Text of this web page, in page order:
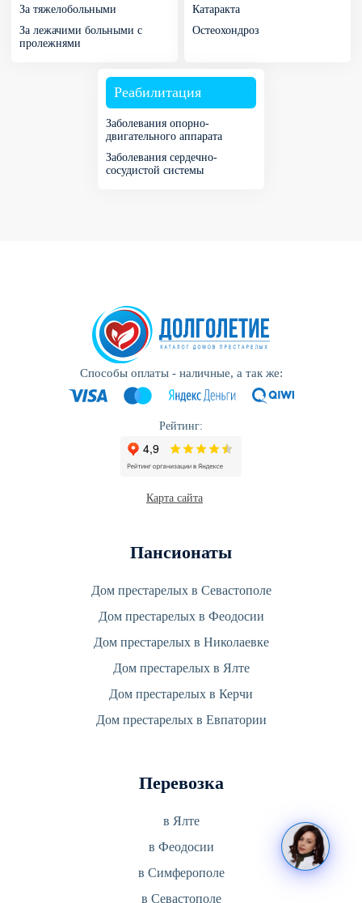
За тяжелобольными
За лежачими больными с
пролежнями
Катаракта
Остеохондроз
Реабилитация
Заболевания опорно-
двигательного аппарата
Заболевания сердечно-
сосудистой системы
Способы оплаты - наличные, а так же:
Рейтинг:
Карта сайта
Пансионаты
Дом престарелых в Севастополе
Дом престарелых в Феодосии
Дом престарелых в Николаевке
Дом престарелых в Ялте
Дом престарелых в Керчи
Дом престарелых в Евпатории
Перевозка
в Ялте
в Феодосии
в Симферополе
в Севастополе